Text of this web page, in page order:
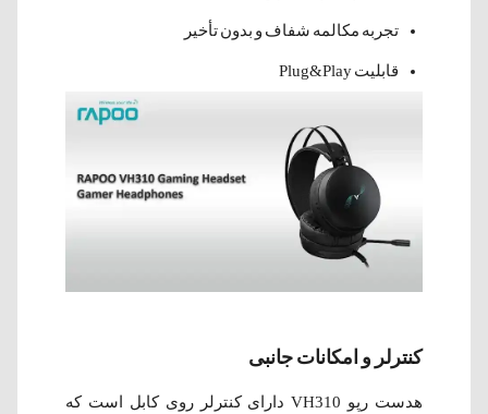
تجربه مکالمه شفاف و بدون تأخیر
قابلیت Plug&Play
کنترلر و امکانات جانبی
هدست رپو VH310 دارای کنترلر روی کابل است که